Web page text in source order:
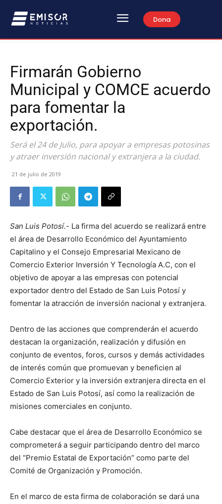
Dona
Firmarán Gobierno
Municipal y COMCE acuerdo
para fomentar la
exportación.
Será el 24 de Julio, para apoyar a empresas potosinas
y atraer inversión nacional y extranjera a la ciudad.
21 de julio de 2019
San Luis Potosí.- La firma del acuerdo se realizará entre
el área de Desarrollo Económico del Ayuntamiento
Capitalino y el Consejo Empresarial Mexicano de
Comercio Exterior Inversión Y Tecnología A.C, con el
objetivo de apoyar a las empresas con potencial
exportador dentro del Estado de San Luis Potosí y
fomentar la atracción de inversión nacional y extranjera.
Dentro de las acciones que comprenderán el acuerdo
destacan la organización, realización y difusión en
conjunto de eventos, foros, cursos y demás actividades
de interés común que promuevan y beneficien al
Comercio Exterior y la inversión extranjera directa en el
Estado de San Luis Potosí, así como la realización de
misiones comerciales en conjunto.
Cabe destacar que el área de Desarrollo Económico se
comprometerá a seguir participando dentro del marco
del “Premio Estatal de Exportación” como parte del
Comité de Organización y Promoción.
En el marco de esta firma de colaboración se dará una